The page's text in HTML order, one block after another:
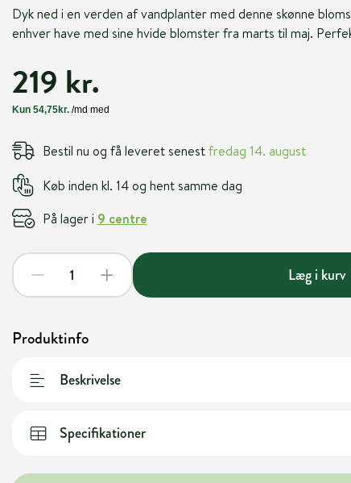
Dyk ned i en verden af vandplanter med denne skønne
enhver have med sine hvide blomster fra marts til maj.
219 kr.
Bestil nu og få leveret senestfredag 14. august
Køb inden kl. 14 og hent samme dag
På lager i 9 centre
Læg i kurv
Produktinfo
Beskrivelse
Specifikationer